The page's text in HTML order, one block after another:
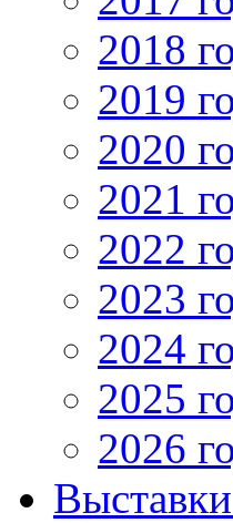
2018
2019
2020
2021
2022
2023
2024
2025
2026